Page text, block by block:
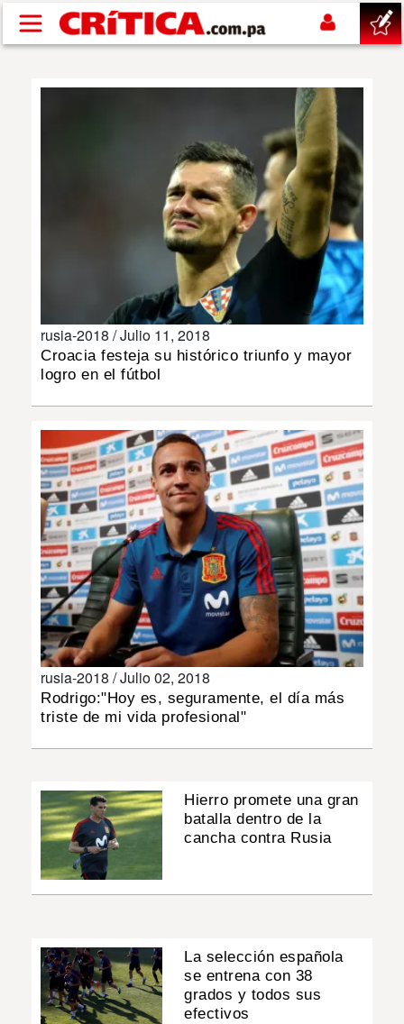
Pasar al contenido principal
DEPORTES
MUNDO
MULTIMEDIA
IMPRESO
rusia-2018 /Julio 11, 2018
Croacia festeja su histórico triunfo y mayor
logro en el fútbol
rusia-2018 /Julio 02, 2018
Rodrigo:"Hoy es, seguramente, el día más
triste de mi vida profesional"
Hierro promete una gran
batalla dentro de la
cancha contra Rusia
La selección española
se entrena con 38
grados y todos sus
efectivos